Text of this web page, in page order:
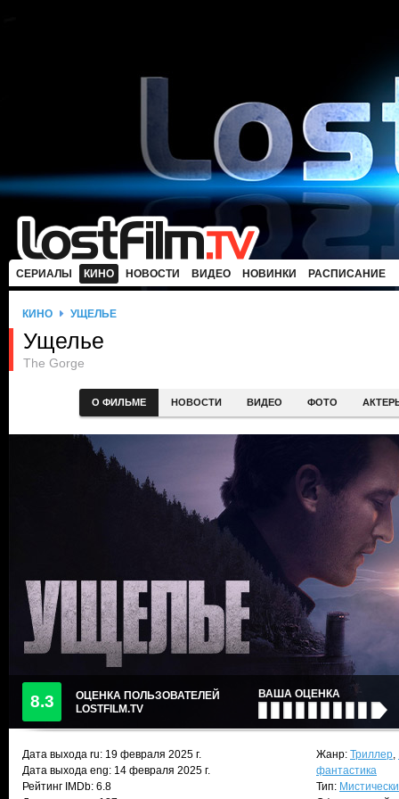
СЕРИАЛЫ КИНО НОВОСТИ ВИДЕО НОВИНКИ РАСПИСАНИЕ
КИНО УЩЕЛЬЕ
Ущелье
The Gorge
О ФИЛЬМЕ НОВОСТИ ВИДЕО ФОТО
8.3
ОЦЕНКА ПОЛЬЗОВАТЕЛЕЙ
LOSTFILM.TV
ВАША ОЦЕНКА
Дата выхода ru: 19 февраля 2025 г.
Дата выхода eng: 14 февраля 2025 г.
Рейтинг IMDb: 6.8
Жанр: Триллер,
фантастика
Тип: